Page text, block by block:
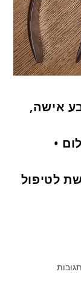
אישה,
•
לטיפול